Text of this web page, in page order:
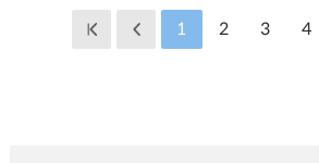
1 2 3 4